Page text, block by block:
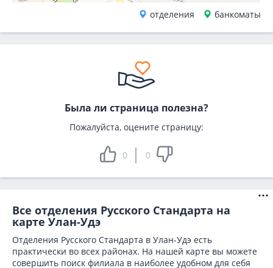
отделения банкоматы
Была ли страница полезна?
Пожалуйста, оцените страницу:
0 0
Все отделения Русского Стандарта на
карте Улан-Удэ
Отделения Русского Стандарта в Улан-Удэ есть
практически во всех районах. На нашей карте вы можете
совершить поиск филиала в наиболее удобном для себя